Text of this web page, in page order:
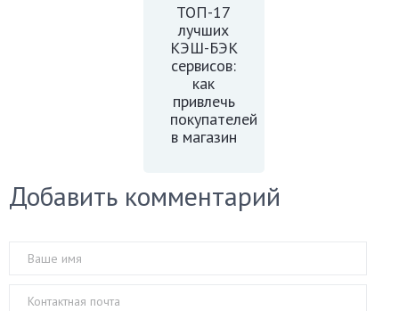
ТОП-17
лучших
КЭШ-БЭК
сервисов:
как
привлечь
покупателей
в магазин
Добавить комментарий